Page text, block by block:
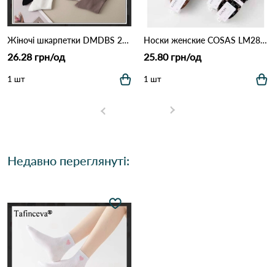
Жіночі шкарпетки DMDBS 270 Різні кольори
26.28 грн/од
1 шт
Носки женские COSAS LM28-40 Різні кольори
25.80 грн/од
1 шт
Недавно переглянуті: